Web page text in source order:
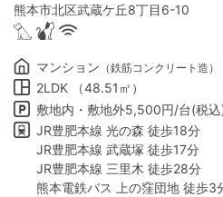
熊本市北区武蔵ケ丘8丁目6-10
マンション （鉄筋コンクリート造）
2LDK （48.51㎡）
敷地内・敷地外5,500円/台(税
JR豊肥本線 光の森 徒歩18分
JR豊肥本線 武蔵塚 徒歩17分
JR豊肥本線 三里木 徒歩28分
熊本電鉄バス 上の窪団地 徒歩3